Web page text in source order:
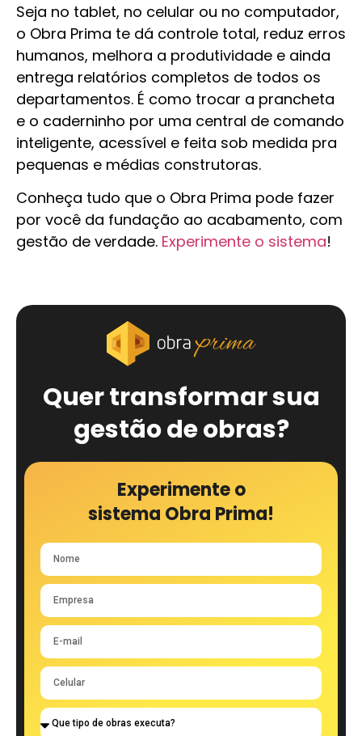
Seja no tablet, no celular ou no computador,
o Obra Prima te dá controle total, reduz erros
humanos, melhora a produtividade e ainda
entrega relatórios completos de todos os
departamentos. É como trocar a prancheta
e o caderninho por uma central de comando
inteligente, acessível e feita sob medida pra
pequenas e médias construtoras.
Conheça tudo que o Obra Prima pode fazer
por você da fundação ao acabamento, com
gestão de verdade. Experimente o sistema!
Quer transformar sua
gestão de obras?
Experimente o
sistema Obra Prima!